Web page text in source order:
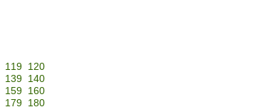
119
120
139
140
159
160
179
180